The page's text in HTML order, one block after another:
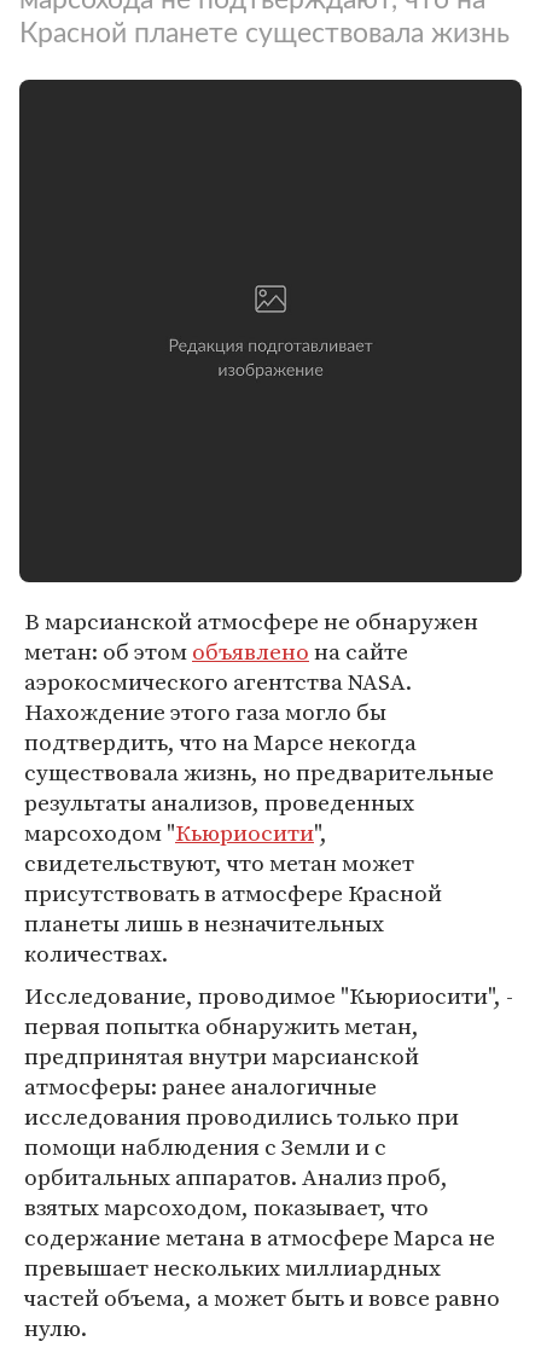
Красной планете существовала жизнь
В марсианской атмосфере не обнаружен
метан: об этомобъявленона сайте
аэрокосмического агентства NASA.
Нахождение этого газа могло бы
подтвердить, что на Марсе некогда
существовала жизнь, но предварительные
результаты анализов, проведенных
марсоходом "Кьюриосити",
свидетельствуют, что метан может
присутствовать в атмосфере Красной
планеты лишь в незначительных
количествах.
Исследование, проводимое "Кьюриосити", -
первая попытка обнаружить метан,
предпринятая внутри марсианской
атмосферы: ранее аналогичные
исследования проводились только при
помощи наблюдения с Земли и с
орбитальных аппаратов. Анализ проб,
взятых марсоходом, показывает, что
содержание метана в атмосфере Марса не
превышает нескольких миллиардных
частей объема, а может быть и вовсе равно
нулю.